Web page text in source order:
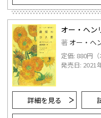
オー・ヘン
著 オー・ヘ
定価: 880円（
発売日: 2021
詳細を見る